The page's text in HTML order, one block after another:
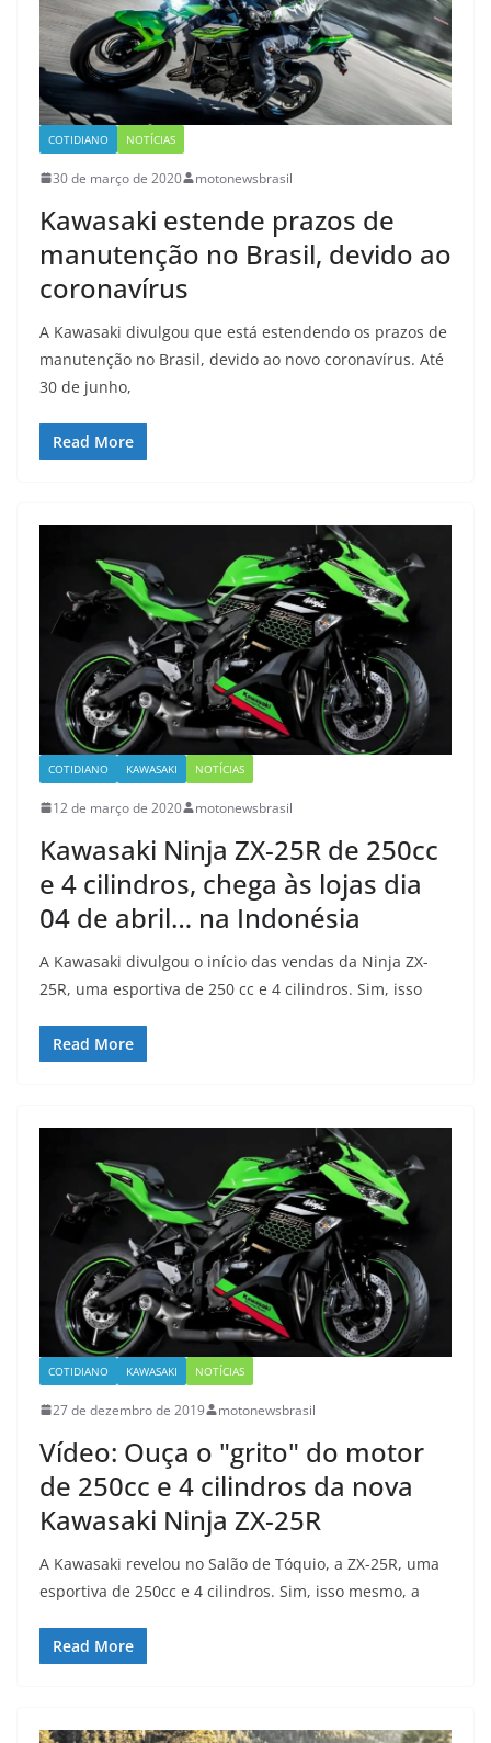
COTIDIANO NOTÍCIAS
30 de março de 2020 motonewsbrasil
Kawasaki estende prazos de
manutenção no Brasil, devido ao
coronavírus
A Kawasaki divulgou que está estendendo os prazos de
manutenção no Brasil, devido ao novo coronavírus. Até
30 de junho,
Read More
COTIDIANO KAWASAKI NOTÍCIAS
12 de março de 2020 motonewsbrasil
Kawasaki Ninja ZX-25R de 250cc
e 4 cilindros, chega às lojas dia
04 de abril… na Indonésia
A Kawasaki divulgou o início das vendas da Ninja ZX-
25R, uma esportiva de 250 cc e 4 cilindros. Sim, isso
Read More
COTIDIANO KAWASAKI NOTÍCIAS
27 de dezembro de 2019 motonewsbrasil
Vídeo: Ouça o "grito" do motor
de 250cc e 4 cilindros da nova
Kawasaki Ninja ZX-25R
A Kawasaki revelou no Salão de Tóquio, a ZX-25R, uma
esportiva de 250cc e 4 cilindros. Sim, isso mesmo, a
Read More